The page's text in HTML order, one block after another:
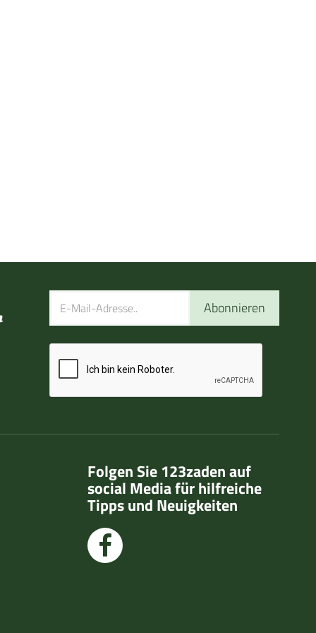
Abonnieren
Folgen Sie 123zaden auf
social Media für hilfreiche
Tipps und Neuigkeiten